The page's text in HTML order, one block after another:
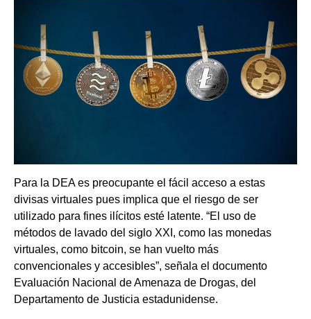
Para la DEA es preocupante el fácil acceso a estas
divisas virtuales pues implica que el riesgo de ser
utilizado para fines ilícitos esté latente. “El uso de
métodos de lavado del siglo XXI, como las monedas
virtuales, como bitcoin, se han vuelto más
convencionales y accesibles”, señala el documento
Evaluación Nacional de Amenaza de Drogas, del
Departamento de Justicia estadunidense.